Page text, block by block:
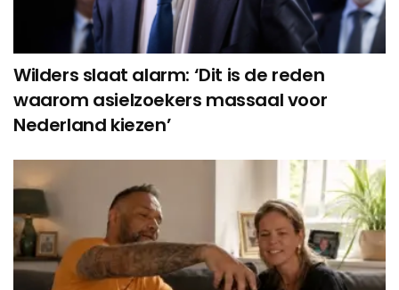
Wilders slaat alarm: ‘Dit is de reden
waarom asielzoekers massaal voor
Nederland kiezen’